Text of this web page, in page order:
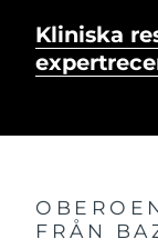
Kliniska
FRÅN